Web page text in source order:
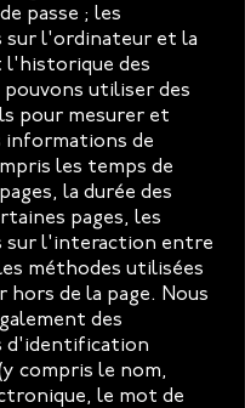
passe ; les
sur l'ordinateur et la
l'historique des
pouvons utiliser des
pour mesurer et
informations de
les temps de
la durée des
pages, les
sur l'interaction entre
méthodes utilisées
hors de la page. Nous
des
d'identification
compris le nom,
le mot de